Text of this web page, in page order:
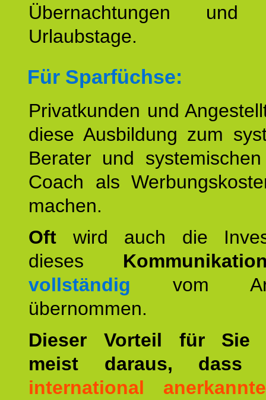
Übernachtungen und
Urlaubstage.
Für Sparfüchse:
Privatkunden und
diese Ausbildung zum
Berater und
Coach als
machen.
Oft wird auch die
dieses
vollständig vom
übernommen.
Dieser Vorteil für Sie
meist daraus,
international